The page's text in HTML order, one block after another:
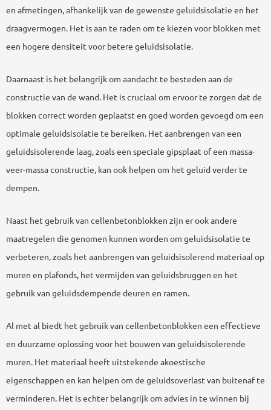
en afmetingen, afhankelijk van de gewenste geluidsisolatie en het
draagvermogen. Het is aan te raden om te kiezen voor blokken met
een hogere densiteit voor betere geluidsisolatie.
Daarnaast is het belangrijk om aandacht te besteden aan de
constructie van de wand. Het is cruciaal om ervoor te zorgen dat de
blokken correct worden geplaatst en goed worden gevoegd om een
optimale geluidsisolatie te bereiken. Het aanbrengen van een
geluidsisolerende laag, zoals een speciale gipsplaat of een massa-
veer-massa constructie, kan ook helpen om het geluid verder te
dempen.
Naast het gebruik van cellenbetonblokken zijn er ook andere
maatregelen die genomen kunnen worden om geluidsisolatie te
verbeteren, zoals het aanbrengen van geluidsisolerend materiaal op
muren en plafonds, het vermijden van geluidsbruggen en het
gebruik van geluidsdempende deuren en ramen.
Al met al biedt het gebruik van cellenbetonblokken een effectieve
en duurzame oplossing voor het bouwen van geluidsisolerende
muren. Het materiaal heeft uitstekende akoestische
eigenschappen en kan helpen om de geluidsoverlast van buitenaf te
verminderen. Het is echter belangrijk om advies in te winnen bij